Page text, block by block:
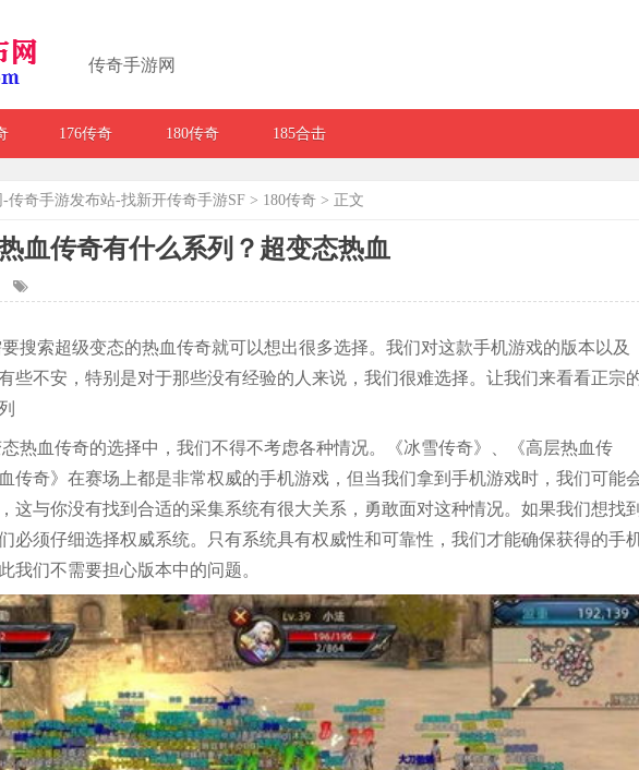
传奇手游网
176传奇 180传奇 185合击
传奇手游发布站-找新开传奇手游SF > 180传奇 > 正文
血传奇有什么系列？超变态热血
搜索超级变态的热血传奇就可以想出很多选择。我们对这款手机游戏的版本以及
些不安，特别是对于那些没有经验的人来说，我们很难选择。让我们来看看正宗
热血传奇的选择中，我们不得不考虑各种情况。《冰雪传奇》、《高层热血传
传奇》在赛场上都是非常权威的手机游戏，但当我们拿到手机游戏时，我们可能
这与你没有找到合适的采集系统有很大关系，勇敢面对这种情况。如果我们想找到
必须仔细选择权威系统。只有系统具有权威性和可靠性，我们才能确保获得的手
我们不需要担心版本中的问题。